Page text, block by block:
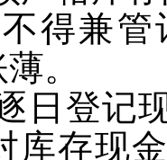
得兼
。
日登记
库存现